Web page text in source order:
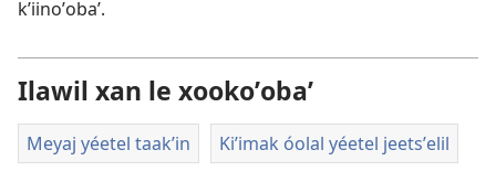
kʼiinoʼobaʼ.
Ilawil xan le xookoʼobaʼ
Meyaj yéetel taakʼin Kiʼimak óolal yéetel jeetsʼelil